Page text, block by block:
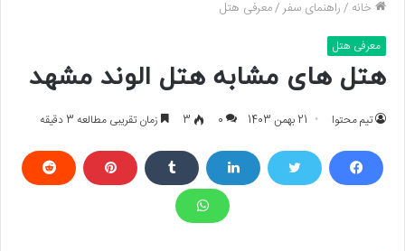
خانه /راهنمای سفر/معرفی هتل
معرفی هتل
هتل های مشابه هتل الوند مشهد
تیم محتوا 21 بهمن 1403 0
3 زمان تقریبی مطالعه 3 دقیقه